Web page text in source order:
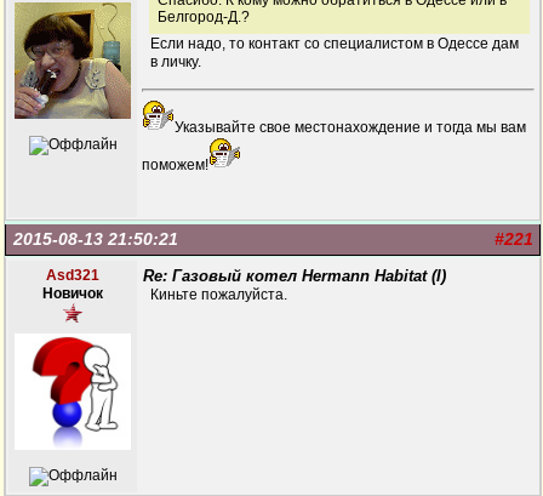
Белгород-Д.?
Если надо, то контакт со специалистом в Одессе дам
в личку.
Указывайте свое местонахождение и тогда мы вам
поможем!
#221
2015-08-13 21:50:21
Asd321
Новичок
Re: Газовый котел Hermann Habitat (I)
Киньте пожалуйста.